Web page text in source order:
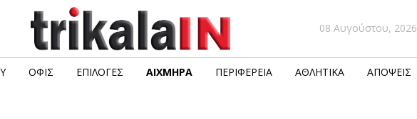
08 Αυγούστου, 2026
ΟΦΙΣ ΕΠΙΛΟΓΈΣ ΑΙΧΜΗΡΆ ΠΕΡΙΦΈΡΕΙΑ ΑΘΛΗΤΙΚΆ ΑΠΌΨΕΙΣ